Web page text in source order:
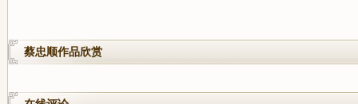
蔡忠顺作品欣赏